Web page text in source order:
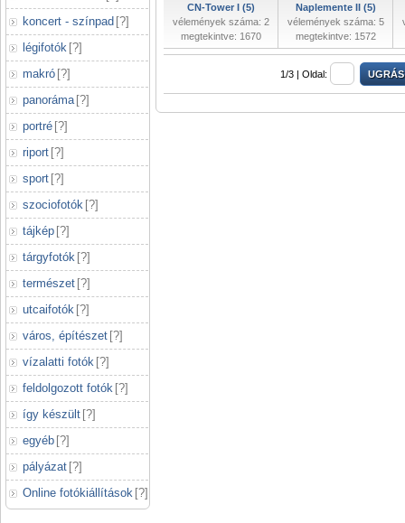
koncert - színpad [?]
légifotók [?]
makró [?]
panoráma [?]
portré [?]
riport [?]
sport [?]
szociofotók [?]
tájkép [?]
tárgyfotók [?]
természet [?]
utcaifotók [?]
város, építészet [?]
vízalatti fotók [?]
feldolgozott fotók [?]
így készült [?]
egyéb [?]
pályázat [?]
Online fotókiállítások [?]
CN-Tower I (5)
vélemények száma: 2
megtekintve: 1670
Naplemente II (5)
vélemények száma: 5
megtekintve: 1572
1/3 | Oldal: